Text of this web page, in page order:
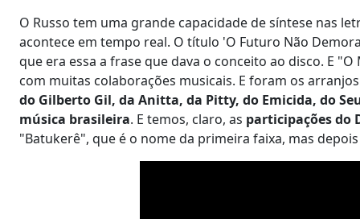
O Russo tem uma grande capacidade de síntese nas
acontece em tempo real. O título 'O Futuro Não
que era essa a frase que dava o conceito ao disco. E
com muitas colaborações musicais. E foram os
do Gilberto Gil, da Anitta, da Pitty, do Emicida, do
música brasileira. E temos, claro, as participações do
"Batukerê", que é o nome da primeira faixa, mas